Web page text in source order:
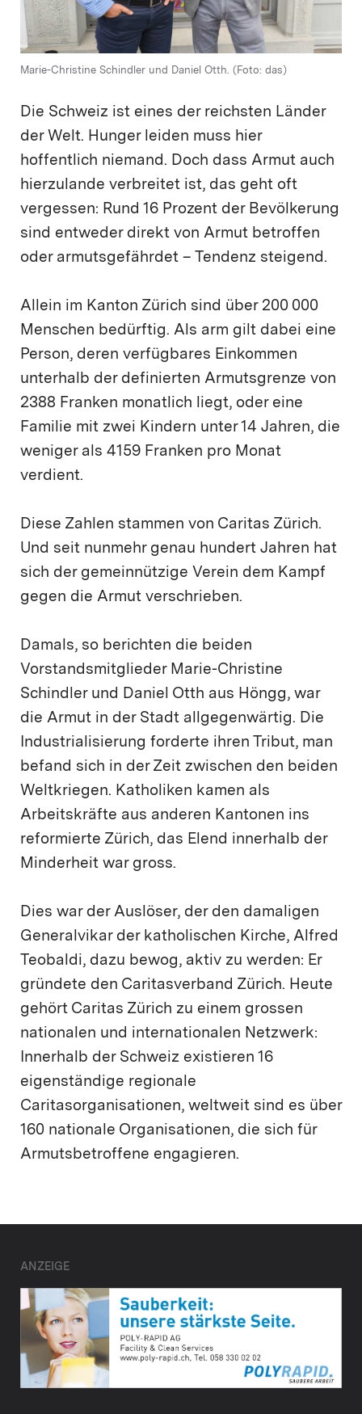
Marie-Christine Schindler und Daniel Otth. (Foto: das)
Die Schweiz ist eines der reichsten Länder
der Welt. Hunger leiden muss hier
hoffentlich niemand. Doch dass Armut auch
hierzulande verbreitet ist, das geht oft
vergessen: Rund 16 Prozent der Bevölkerung
sind entweder direkt von Armut betroffen
oder armutsgefährdet – Tendenz steigend.
Allein im Kanton Zürich sind über 200 000
Menschen bedürftig. Als arm gilt dabei eine
Person, deren verfügbares Einkommen
unterhalb der definierten Armutsgrenze von
2388 Franken monatlich liegt, oder eine
Familie mit zwei Kindern unter 14 Jahren, die
weniger als 4159 Franken pro Monat
verdient.
Diese Zahlen stammen von Caritas Zürich.
Und seit nunmehr genau hundert Jahren hat
sich der gemeinnützige Verein dem Kampf
gegen die Armut verschrieben.
Damals, so berichten die beiden
Vorstandsmitglieder Marie-Christine
Schindler und Daniel Otth aus Höngg, war
die Armut in der Stadt allgegenwärtig. Die
Industrialisierung forderte ihren Tribut, man
befand sich in der Zeit zwischen den beiden
Weltkriegen. Katholiken kamen als
Arbeitskräfte aus anderen Kantonen ins
reformierte Zürich, das Elend innerhalb der
Minderheit war gross.
Dies war der Auslöser, der den damaligen
Generalvikar der katholischen Kirche, Alfred
Teobaldi, dazu bewog, aktiv zu werden: Er
gründete den Caritasverband Zürich. Heute
gehört Caritas Zürich zu einem grossen
nationalen und internationalen Netzwerk:
Innerhalb der Schweiz existieren 16
eigenständige regionale
Caritasorganisationen, weltweit sind es über
160 nationale Organisationen, die sich für
Armutsbetroffene engagieren.
ANZEIGE